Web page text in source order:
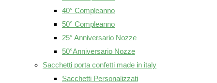
40° Compleanno
50° Compleanno
25° Anniversario Nozze
50°Anniversario Nozze
Sacchetti porta confetti made in italy
Sacchetti Personalizzati